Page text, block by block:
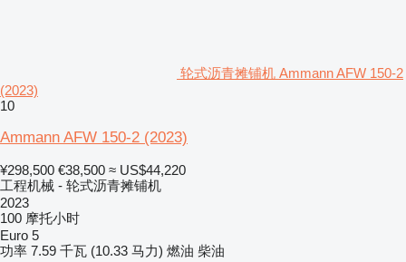
轮式沥青摊铺机 Ammann AFW 150-2
(2023)
10
Ammann AFW 150-2 (2023)
¥298,500 €38,500 ≈ US$44,220
工程机械 - 轮式沥青摊铺机
2023
100 摩托小时
Euro 5
功率 7.59 千瓦 (10.33 马力) 燃油 柴油